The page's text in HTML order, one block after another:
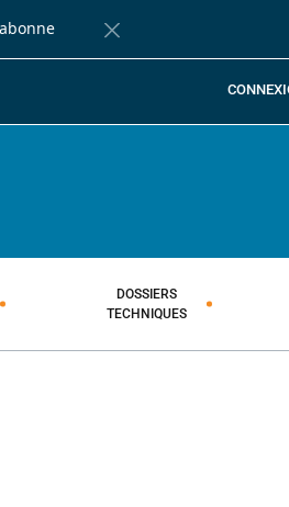
Fermer la barre de
DOSSIERS
TECHNIQUES